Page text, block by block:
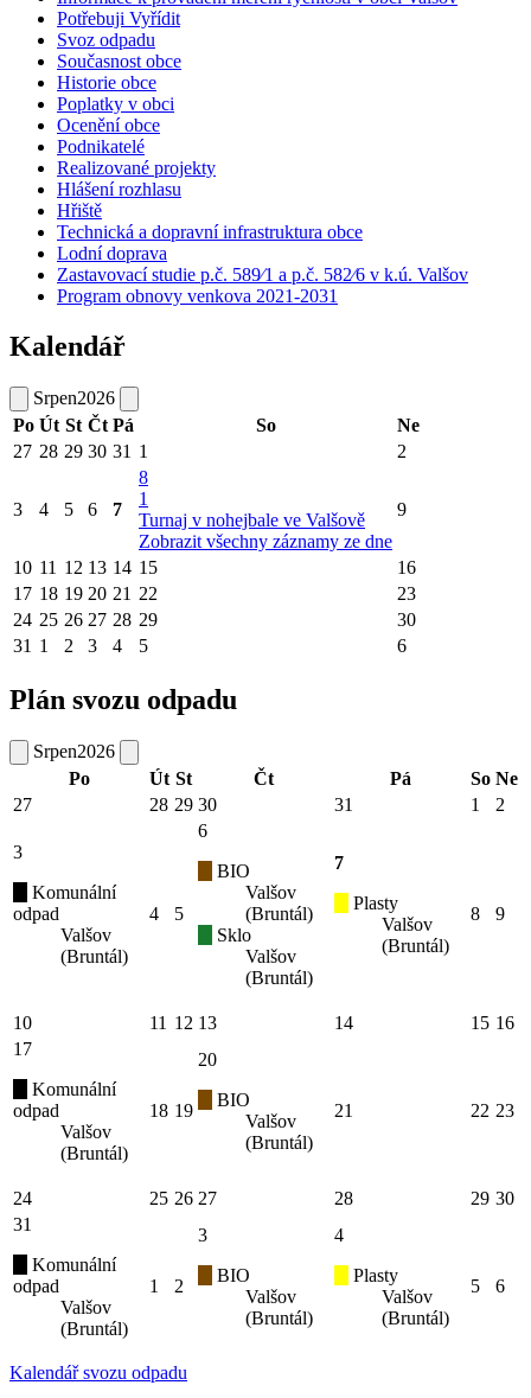
Potřebuji Vyřídit
Svoz odpadu
Současnost obce
Historie obce
Poplatky v obci
Ocenění obce
Podnikatelé
Realizované projekty
Hlášení rozhlasu
Hřiště
Technická a dopravní infrastruktura obce
Lodní doprava
Zastavovací studie p.č. 589⁄1 a p.č. 582⁄6 v k.ú. Valšov
Program obnovy venkova 2021-2031
Kalendář
Srpen2026
Po Út St Čt Pá So
Ne
27 28 29 30 31 1 2
3 4 5 6 7
8
1
Turnaj v nohejbale ve Valšově
Zobrazit všechny záznamy ze dne
9
10 11 12 13 14 15
16
17 18 19 20 21 22
23
24 25 26 27 28 29
30
31 1 2 3 4 5 6
Plán svozu odpadu
Srpen2026
Po
Út St Čt Pá So Ne
27
28 29 30 31 1 2
3
Komunální
odpad
Valšov
(Bruntál)
4 5
6
BIO
Valšov
(Bruntál)
Sklo
Valšov
(Bruntál)
7
Plasty
Valšov
(Bruntál)
8 9
10 11 12 13 14 15 16
17
Komunální
odpad
Valšov
(Bruntál)
18 19
20
BIO
Valšov
(Bruntál)
21 22 23
24 25 26 27 28 29 30
31
Komunální
odpad
Valšov
(Bruntál)
1 2
3
BIO
Valšov
(Bruntál)
4
Plasty
Valšov
(Bruntál)
5 6
Kalendář svozu odpadu